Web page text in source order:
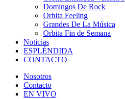
Domingos De Rock
Orbita Feeling
Grandes De La Música
Orbita Fin de Semana
Noticias
ESPLÉNDIDA
CONTACTO
Nosotros
Contacto
EN VIVO